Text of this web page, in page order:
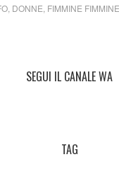
, DONNE FIMMINE FIMMINE
SEGUI IL CANALE WA
TAG